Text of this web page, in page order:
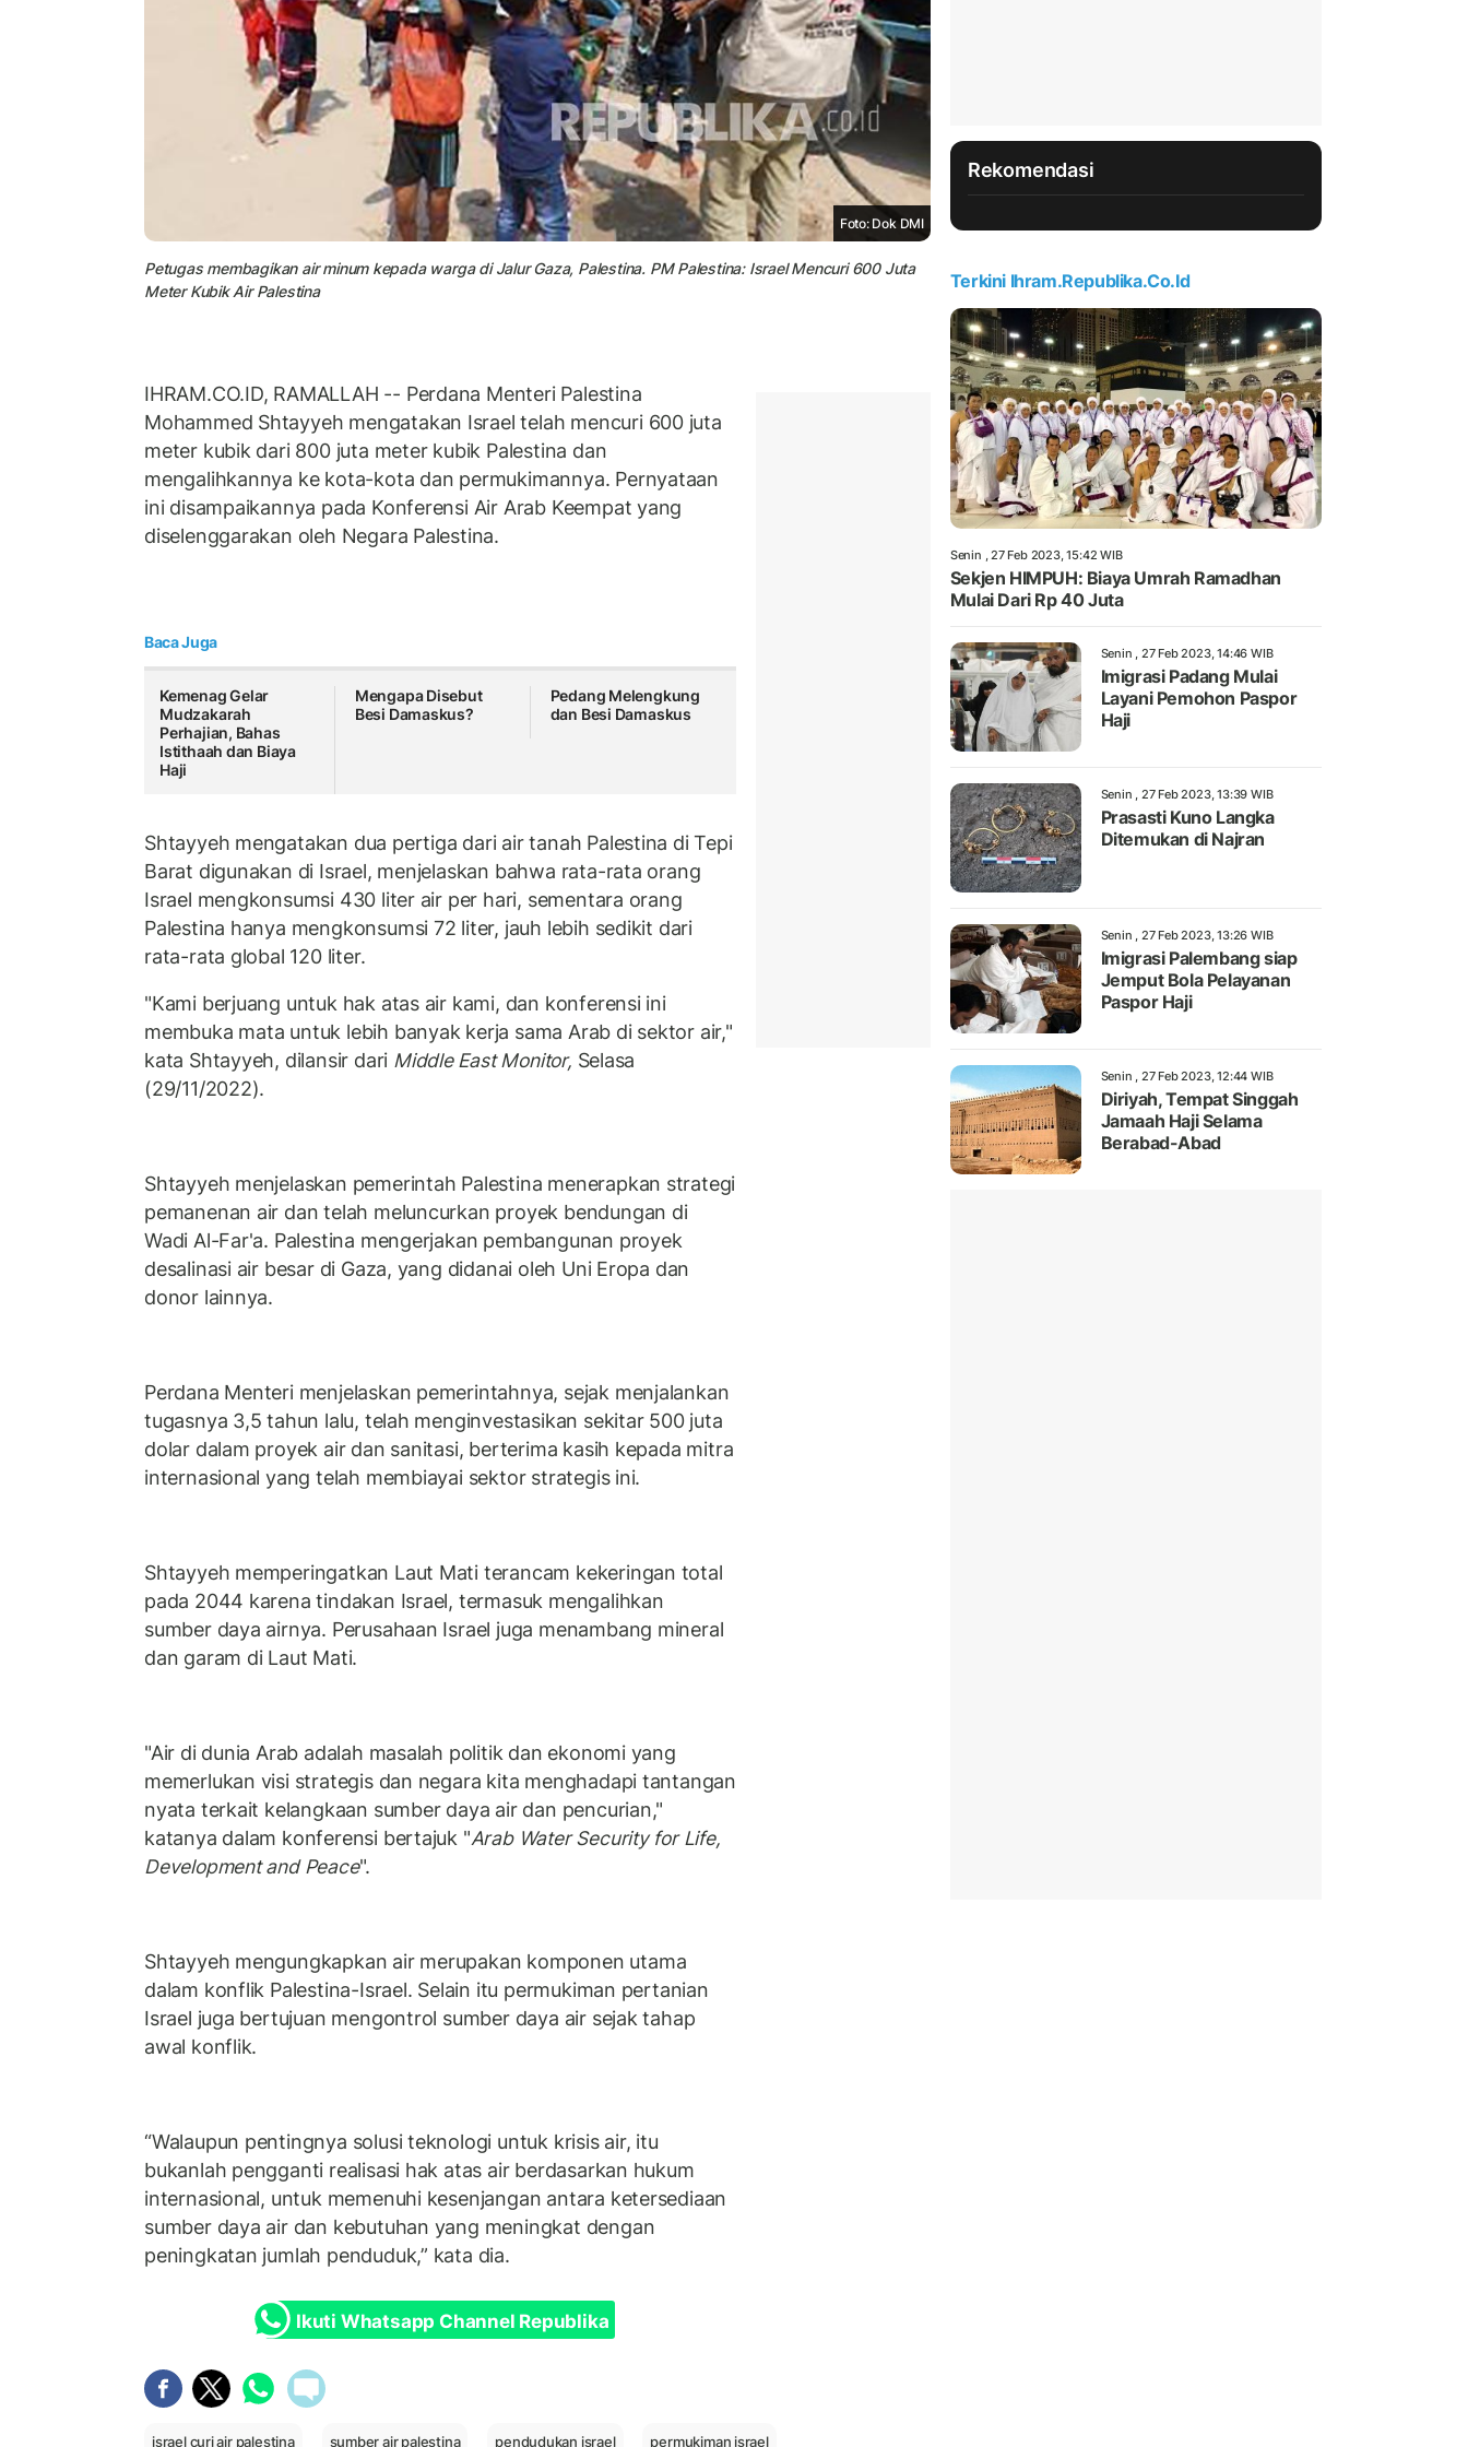
Foto: Dok DMI
Petugas membagikan air minum kepada warga di Jalur Gaza, Palestina. PM Palestina: Israel Mencuri 600 Juta
Meter Kubik Air Palestina
IHRAM.CO.ID, RAMALLAH -- Perdana Menteri Palestina
Mohammed Shtayyeh mengatakan Israel telah mencuri 600 juta
meter kubik dari 800 juta meter kubik Palestina dan
mengalihkannya ke kota-kota dan permukimannya. Pernyataan
ini disampaikannya pada Konferensi Air Arab Keempat yang
diselenggarakan oleh Negara Palestina.
Baca Juga
Kemenag Gelar
Mudzakarah
Perhajian, Bahas
Istithaah dan Biaya
Haji
Mengapa Disebut
Besi Damaskus?
Pedang Melengkung
dan Besi Damaskus
Shtayyeh mengatakan dua pertiga dari air tanah Palestina di Tepi
Barat digunakan di Israel, menjelaskan bahwa rata-rata orang
Israel mengkonsumsi 430 liter air per hari, sementara orang
Palestina hanya mengkonsumsi 72 liter, jauh lebih sedikit dari
rata-rata global 120 liter.
"Kami berjuang untuk hak atas air kami, dan konferensi ini
membuka mata untuk lebih banyak kerja sama Arab di sektor air,"
kata Shtayyeh, dilansir dari Middle East Monitor, Selasa
(29/11/2022).
Shtayyeh menjelaskan pemerintah Palestina menerapkan strategi
pemanenan air dan telah meluncurkan proyek bendungan di
Wadi Al-Far'a. Palestina mengerjakan pembangunan proyek
desalinasi air besar di Gaza, yang didanai oleh Uni Eropa dan
donor lainnya.
Perdana Menteri menjelaskan pemerintahnya, sejak menjalankan
tugasnya 3,5 tahun lalu, telah menginvestasikan sekitar 500 juta
dolar dalam proyek air dan sanitasi, berterima kasih kepada mitra
internasional yang telah membiayai sektor strategis ini.
Shtayyeh memperingatkan Laut Mati terancam kekeringan total
pada 2044 karena tindakan Israel, termasuk mengalihkan
sumber daya airnya. Perusahaan Israel juga menambang mineral
dan garam di Laut Mati.
"Air di dunia Arab adalah masalah politik dan ekonomi yang
memerlukan visi strategis dan negara kita menghadapi tantangan
nyata terkait kelangkaan sumber daya air dan pencurian,"
katanya dalam konferensi bertajuk "Arab Water Security for Life,
Development and Peace".
Shtayyeh mengungkapkan air merupakan komponen utama
dalam konflik Palestina-Israel. Selain itu permukiman pertanian
Israel juga bertujuan mengontrol sumber daya air sejak tahap
awal konflik.
“Walaupun pentingnya solusi teknologi untuk krisis air, itu
bukanlah pengganti realisasi hak atas air berdasarkan hukum
internasional, untuk memenuhi kesenjangan antara ketersediaan
sumber daya air dan kebutuhan yang meningkat dengan
peningkatan jumlah penduduk,” kata dia.
Ikuti Whatsapp Channel Republika
israel curi air palestina sumber air palestina pendudukan israel permukiman israel
Rekomendasi
Terkini Ihram.republika.co.id
Senin , 27 Feb 2023, 15:42 WIB
Sekjen HIMPUH: Biaya Umrah Ramadhan
Mulai Dari Rp 40 Juta
Senin , 27 Feb 2023, 14:46 WIB
Imigrasi Padang Mulai
Layani Pemohon Paspor
Haji
Senin , 27 Feb 2023, 13:39 WIB
Prasasti Kuno Langka
Ditemukan di Najran
Senin , 27 Feb 2023, 13:26 WIB
Imigrasi Palembang siap
Jemput Bola Pelayanan
Paspor Haji
Senin , 27 Feb 2023, 12:44 WIB
Diriyah, Tempat Singgah
Jamaah Haji Selama
Berabad-Abad